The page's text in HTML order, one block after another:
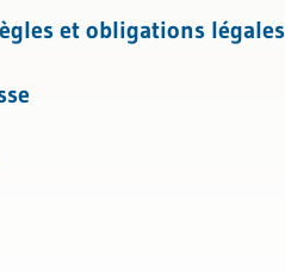
certificat de travail
Protection des
et obligations